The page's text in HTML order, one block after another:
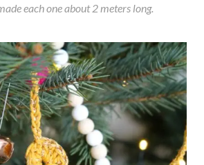
each one about 2 meters long.